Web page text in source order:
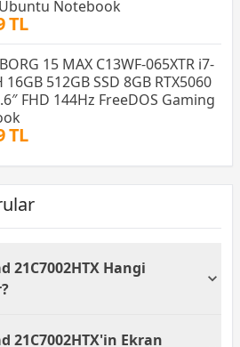
Notebook
TL
15 MAX C13WF-065XTR i7-
16GB 512GB SSD 8GB RTX5060
FHD 144Hz FreeDOS Gaming
TL
21C7002HTX Hangi
Bu işlemci, 4.30 GHz
21C7002HTX'in Ekran